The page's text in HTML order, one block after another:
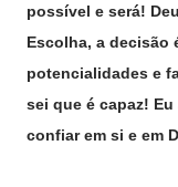
possível e será!
Escolha, a decisão
potencialidades e
sei que é capaz!
confiar em si e em